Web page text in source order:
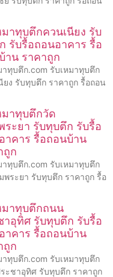
มาทุบตึกควนเนียง รับ
รับรื้อถอนอาคาร รื้อ
าน ราคาถูก
าทุบตึก.com รับเหมาทุบตึก
ยง รับทุบตึก ราคาถูก รื้อถอน
มาทุบตึกวัด
ระยา รับทุบตึก รับรื้อ
าคาร รื้อถอนบ้าน
ถูก
าทุบตึก.com รับเหมาทุบตึก
พระยา รับทุบตึก ราคาถูก รื้อ
มาทุบตึกถนน
าอุทิศ รับทุบตึก รับรื้อ
าคาร รื้อถอนบ้าน
ถูก
าทุบตึก.com รับเหมาทุบตึก
ะชาอุทิศ รับทุบตึก ราคาถูก